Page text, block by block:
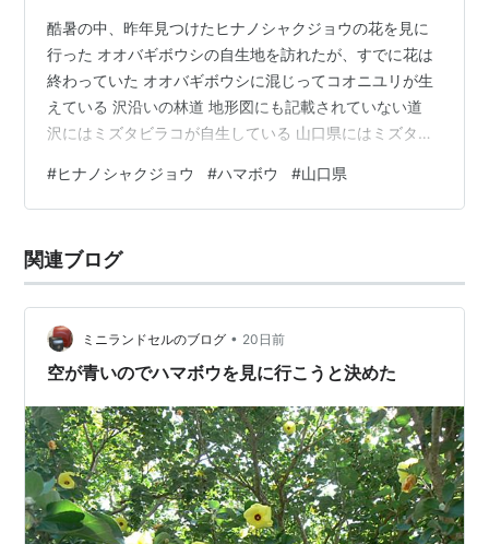
酷暑の中、昨年見つけたヒナノシャクジョウの花を見に
行った オオバギボウシの自生地を訪れたが、すでに花は
終わっていた オオバギボウシに混じってコオニユリが生
えている 沢沿いの林道 地形図にも記載されていない道
沢にはミズタビラコが自生している 山口県にはミズタビ
いくと、水辺にヒナノシャクジョウの花が咲いている 山
口県絶滅危惧ⅠＡ類 エビネ アキノタムラソウ これも山口
マソウ 何か花が咲いていないかと林道を歩き回ったが、
特に収穫なし 海岸に行ってみる ハナハマセンブリ これ
#ヒナノシャクジョウ #ハマボウ #山口県
関連ブログ
ミニランドセルのブログ • 20日前
空が青いのでハマボウを見に行こうと決めた